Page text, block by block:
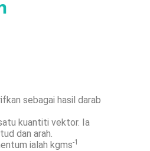
sebagai hasil darab
kuantiti vektor. Ia
dan arah.
ialah kgms-1